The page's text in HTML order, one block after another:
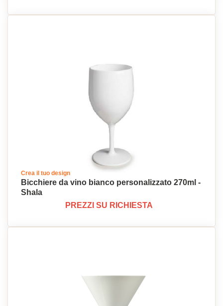
Crea il tuo design
Bicchiere da vino bianco personalizzato 270ml -
Shala
PREZZI SU RICHIESTA